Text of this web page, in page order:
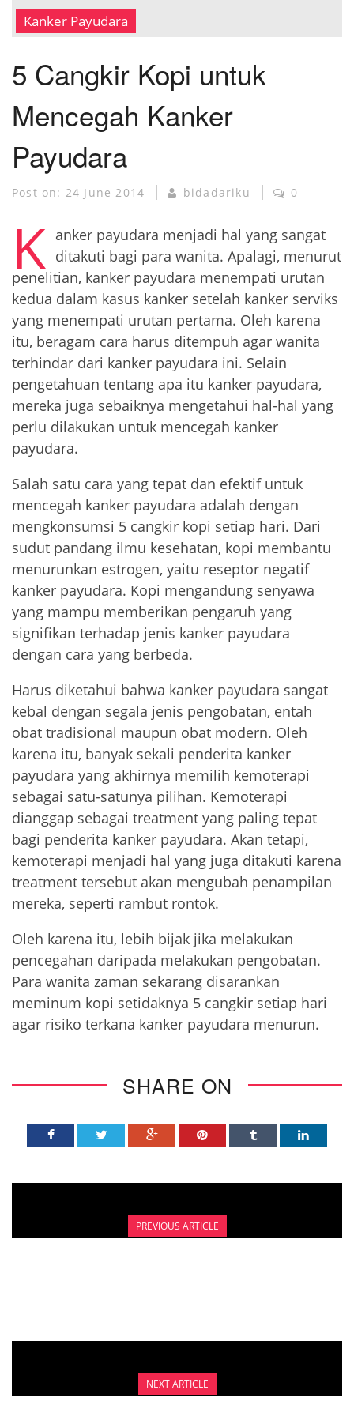
MUSEUM KANKER
Kanker Payudara
5 Cangkir Kopi untuk
Mencegah Kanker
Payudara
Post on: 24 June 2014 bidadariku 0
K anker payudara menjadi hal yang sangat
ditakuti bagi para wanita. Apalagi, menurut
penelitian, kanker payudara menempati urutan
kedua dalam kasus kanker setelah kanker serviks
yang menempati urutan pertama. Oleh karena
itu, beragam cara harus ditempuh agar wanita
terhindar dari kanker payudara ini. Selain
pengetahuan tentang apa itu kanker payudara,
mereka juga sebaiknya mengetahui hal-hal yang
perlu dilakukan untuk mencegah kanker
payudara.
Salah satu cara yang tepat dan efektif untuk
mencegah kanker payudara adalah dengan
mengkonsumsi 5 cangkir kopi setiap hari. Dari
sudut pandang ilmu kesehatan, kopi membantu
menurunkan estrogen, yaitu reseptor negatif
kanker payudara. Kopi mengandung senyawa
yang mampu memberikan pengaruh yang
signifikan terhadap jenis kanker payudara
dengan cara yang berbeda.
Harus diketahui bahwa kanker payudara sangat
kebal dengan segala jenis pengobatan, entah
obat tradisional maupun obat modern. Oleh
karena itu, banyak sekali penderita kanker
payudara yang akhirnya memilih kemoterapi
sebagai satu-satunya pilihan. Kemoterapi
dianggap sebagai treatment yang paling tepat
bagi penderita kanker payudara. Akan tetapi,
kemoterapi menjadi hal yang juga ditakuti karena
treatment tersebut akan mengubah penampilan
mereka, seperti rambut rontok.
Oleh karena itu, lebih bijak jika melakukan
pencegahan daripada melakukan pengobatan.
Para wanita zaman sekarang disarankan
meminum kopi setidaknya 5 cangkir setiap hari
agar risiko terkana kanker payudara menurun.
SHARE ON
PREVIOUS ARTICLE
NEXT ARTICLE